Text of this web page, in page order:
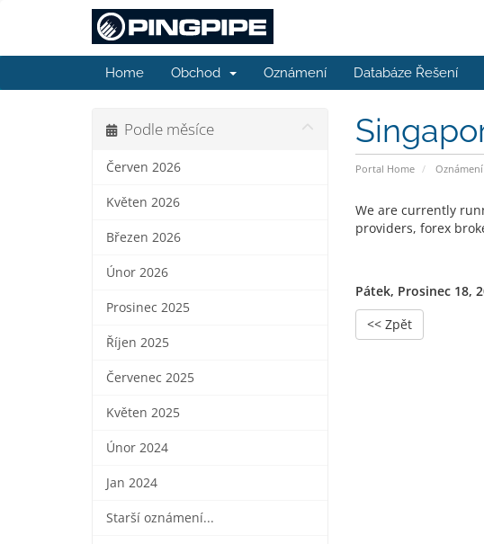
Home Obchod Oznámení Databáze Řešení
Portal Home Oznámení
Podle měsíce
Červen 2026
Květen 2026
Březen 2026
Únor 2026
Prosinec 2025
Říjen 2025
Červenec 2025
Květen 2025
Únor 2024
Jan 2024
Starší oznámení...
We are currently
providers, forex
Pátek, Prosinec 18,
<< Zpět